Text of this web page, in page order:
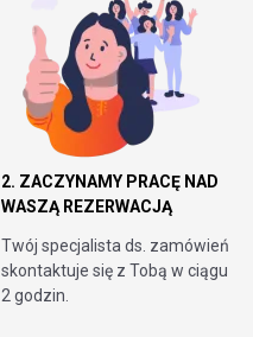
2. ZACZYNAMY PRACĘ NAD
WASZĄ REZERWACJĄ
Twój specjalista ds. zamówień
skontaktuje się z Tobą w ciągu
2 godzin.